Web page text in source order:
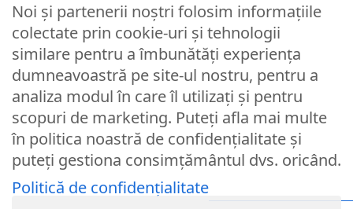
Parola
Remember Me
Logare
Lost your password?
© Partybaloane.ro - Toate drepturile rezervate. ™
Noi și partenerii noștri folosim informațiile
colectate prin cookie-uri și tehnologii
similare pentru a îmbunătăți experiența
dumneavoastră pe site-ul nostru, pentru a
analiza modul în care îl utilizați și pentru
scopuri de marketing. Puteți afla mai multe
în politica noastră de confidențialitate și
puteți gestiona consimțământul dvs. oricând.
Politică de confidențialitate